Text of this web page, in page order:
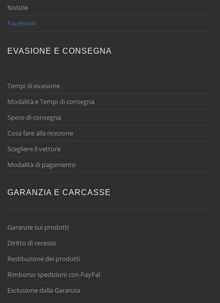
Notizie
Facebook
EVASIONE E CONSEGNA
Tempi di evasione
Modalità e Tempi di consegna
Spese di consegna
Cosa fare alla ricezione
Scegliere il vettore
Modalità di pagamento
GARANZIA E CARCASSE
Garanzie sui prodotti
Diritto di recesso
Restituzione dei prodotti
Rimborso spedizioni con PayPal
Esclusione dalla Garanzia